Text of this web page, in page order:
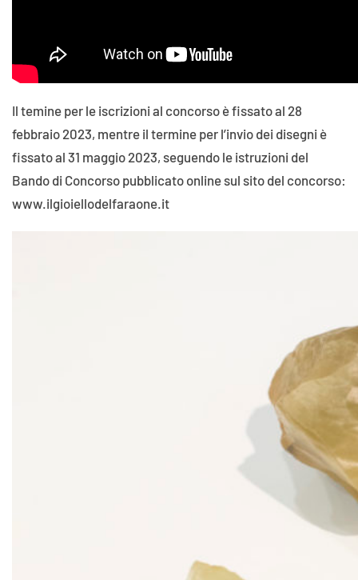
Il temine per le iscrizioni al concorso è fissato al 28
febbraio 2023, mentre il termine per l’invio dei disegni è
fissato al 31 maggio 2023, seguendo le istruzioni del
Bando di Concorso pubblicato online sul sito del concorso:
www.ilgioiellodelfaraone.it